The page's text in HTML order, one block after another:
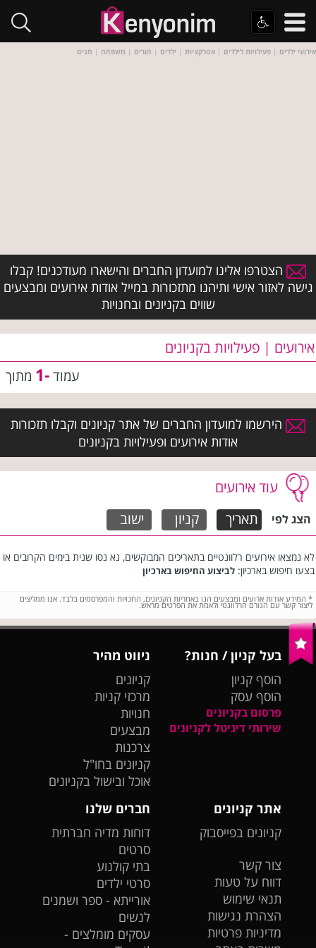
אירועי ילדים | פעילויות לילדים | אטרקציות | ילדים | הורים | משפחה | חגים
הצטרפו אלינו למועדון החברים והישארו מעודכנים! קבלו
גישה לאזור אישי ותיהנו מתזכורות במייל אודות אירועים ומבצעים
שווים בקניונים ובחנויות
אירועים | פעילויות בקניונים
עמוד-1 מתוך
הירשמו למועדון החברים של אתר קניונים וקבלו תזכורות
אודות אירועים ופעילויות בקניונים
עוד אירועים
הצג לפי תאריך קניון ישוב
לא נמצאו אירועים רלוונטיים בתאריכים המבוקשים, נא נסו שנית בימים הקרובים או
בצעו חיפוש בארכיון: לביצוע החיפוש בארכיון
* המידע אודות ארועים ומבצעים הנו באחריות הקניונים, החנויות והמפרסמים בלבד. אנו ממליצים
ליצור קשר עם הגורם הרלוונטי ולאמת את הפרטים מראש.
בעל קניון / חנות?
הוסף קניון
הוסף עסק
פרסום בקניונים
שירותי דיגיטל לקניונים
ניווט מהיר
קניונים
מרכזי קניות
חנויות
מבצעים
צרכנות
קניונים בחו"ל
אוכל ובישול בקניונים
אתר קניונים
קניונים בפייסבוק
צור קשר
דווח על טעות
תנאי שימוש
הצהרת נגישות
מדיניות פרטיות
חברים שלנו
דוחות מדיה חברתית
סרטים
בתי קולנוע
סרטי ילדים
אורייתא - ספר ושמנים
לנשים
עסקים מומלצים -